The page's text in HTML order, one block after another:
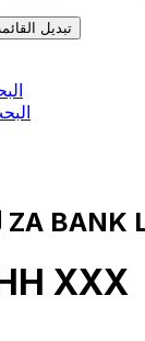
تبديل
XXX